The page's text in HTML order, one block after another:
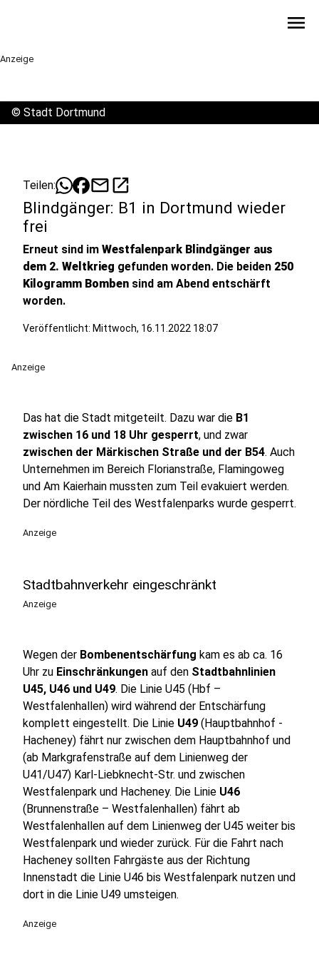
menu
Anzeige
© Stadt Dortmund
Teilen: mailopen_in_new
Blindgänger: B1 in Dortmund wieder
frei
Erneut sind im Westfalenpark Blindgänger aus
dem 2. Weltkrieg gefunden worden. Die beiden 250
Kilogramm Bomben sind am Abend entschärft
worden.
Veröffentlicht: Mittwoch, 16.11.2022 18:07
Anzeige
Das hat die Stadt mitgeteilt. Dazu war die B1
zwischen 16 und 18 Uhr gesperrt, und zwar
zwischen der Märkischen Straße und der B54. Auch
Unternehmen im Bereich Florianstraße, Flamingoweg
und Am Kaierhain mussten zum Teil evakuiert werden.
Der nördliche Teil des Westfalenparks wurde gesperrt.
Anzeige
Stadtbahnverkehr eingeschränkt
Anzeige
Wegen der Bombenentschärfung kam es ab ca. 16
Uhr zu Einschränkungen auf den Stadtbahnlinien
U45, U46 und U49. Die Linie U45 (Hbf –
Westfalenhallen) wird während der Entschärfung
komplett eingestellt. Die Linie U49 (Hauptbahnhof -
Hacheney) fährt nur zwischen dem Hauptbahnhof und
(ab Markgrafenstraße auf dem Linienweg der
U41/U47) Karl-Liebknecht-Str. und zwischen
Westfalenpark und Hacheney. Die Linie U46
(Brunnenstraße – Westfalenhallen) fährt ab
Westfalenhallen auf dem Linienweg der U45 weiter bis
Westfalenpark und wieder zurück. Für die Fahrt nach
Hacheney sollten Fahrgäste aus der Richtung
Innenstadt die Linie U46 bis Westfalenpark nutzen und
dort in die Linie U49 umsteigen.
Anzeige